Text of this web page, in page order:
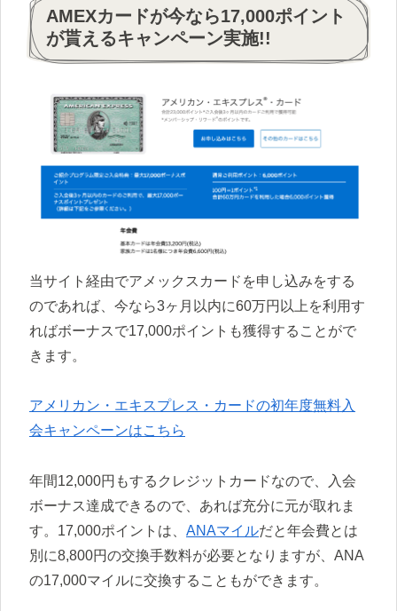
AMEXカードが今なら17,000ポイント
が貰えるキャンペーン実施!!
当サイト経由でアメックスカードを申し込みをする
のであれば、今なら3ヶ月以内に60万円以上を利用す
ればボーナスで17,000ポイントも獲得することがで
きます。
アメリカン・エキスプレス・カードの初年度無料入
会キャンペーンはこちら
年間12,000円もするクレジットカードなので、入会
ボーナス達成できるので、あれば充分に元が取れま
す。17,000ポイントは、 ANAマイルだと年会費とは
別に8,800円の交換手数料が必要となりますが、ANA
の17,000マイルに交換することもができます。